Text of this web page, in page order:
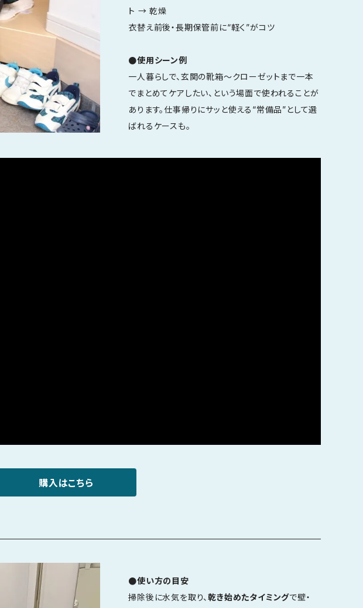
ト → 乾燥
衣替え前後・長期保管前に“軽く”がコツ
●使用シーン例
一人暮らしで、玄関の靴箱〜クローゼットまで一本
でまとめてケアしたい、という場面で使われることが
あります。仕事帰りにサッと使える“常備品”として選
ばれるケースも。
購入はこちら
●使い方の目安
掃除後に水気を取り、乾き始めたタイミングで壁・